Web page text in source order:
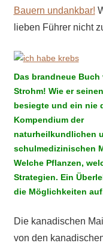
Bauern undankbar!
lieben Führer nicht
Das brandneue Buch
Strohm! Wie er
besiegte und ein nie
Kompendium der
naturheilkundlichen
schulmedizinischen
Welche Pflanzen,
Strategien. Ein
die Möglichkeiten
Die kanadischen
von den